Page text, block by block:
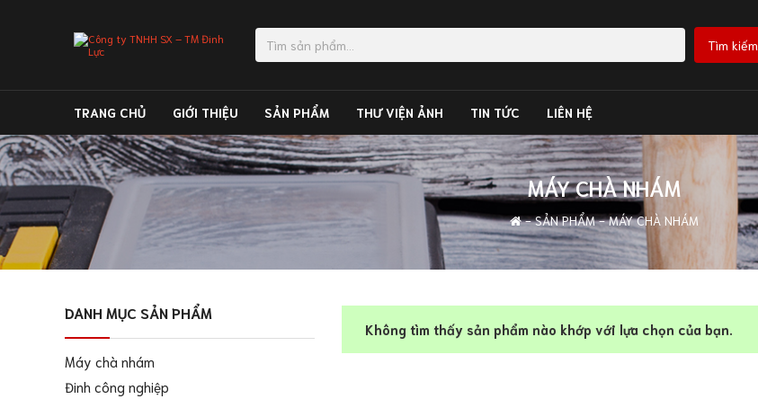
Tìm kiếm
TRANG CHỦ GIỚI THIỆU SẢN PHẨM THƯ VIỆN ẢNH TIN TỨC LIÊN HỆ
MÁY CHÀ NHÁM
-SẢN PHẨM- MÁY CHÀ NHÁM
DANH MỤC SẢN PHẨM
Máy chà nhám
Đinh công nghiệp
Không tìm thấy sản phẩm nào khớp với lựa chọn của bạn.